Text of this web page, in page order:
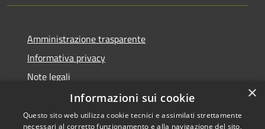
Amministrazione trasparente
Informativa privacy
Note legali
Dichiarazione di accessibilità
×
Informazioni sui cookie
Questo sito web utilizza cookie tecnici e assimilati strettamente
necessari al corretto funzionamento e alla navigazione del sito,